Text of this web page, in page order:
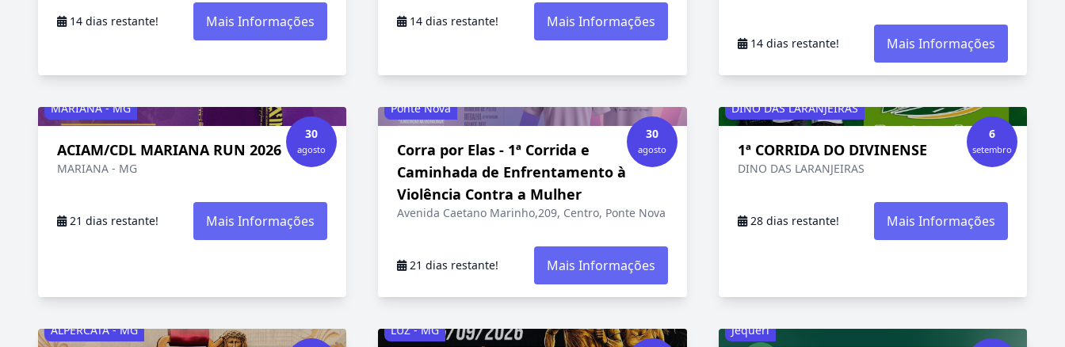
14 dias restante! Mais Informações 14 dias restante! Mais Informações
14 dias restante! Mais Informações
30
agosto
MARIANA - MG
ACIAM/CDL MARIANA RUN 2026
MARIANA - MG
21 dias restante! Mais Informações
30
agosto
Ponte Nova
Corra por Elas - 1ª Corrida e
Caminhada de Enfrentamento à
Violência Contra a Mulher
Avenida Caetano Marinho,209, Centro, Ponte Nova
21 dias restante! Mais Informações
6
setembro
DINO DAS LARANJEIRAS
1ª CORRIDA DO DIVINENSE
DINO DAS LARANJEIRAS
28 dias restante! Mais Informações
ALPERCATA - MG LUZ - MG Jequeri